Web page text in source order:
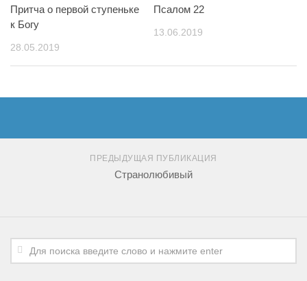
Сергей Лукьянов
Притча о первой ступеньке
к Богу
28.05.2019
Псалом 22
13.06.2019
ПРЕДЫДУЩАЯ ПУБЛИКАЦИЯ
Странолюбивый